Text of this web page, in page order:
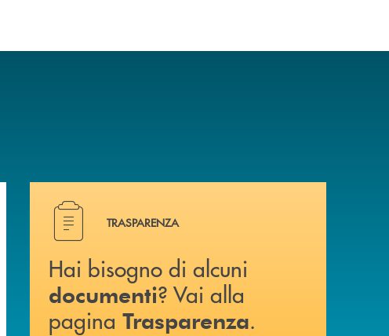
Contattaci .
Hai bisogno di alcuni documenti ? Vai alla pagina
TRASPARENZA
Hai bisogno di alcuni
documenti? Vai alla
pagina Trasparenza.